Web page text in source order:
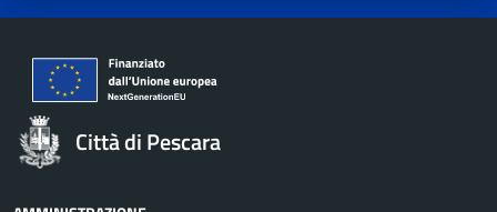
Città di Pescara